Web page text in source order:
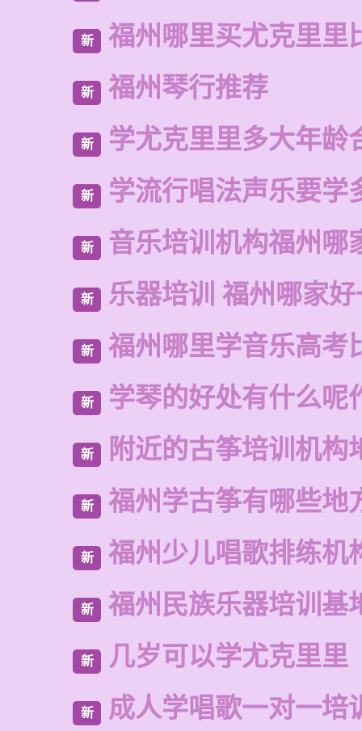
新 福州哪里买尤克里里
新 福州琴行推荐
新 学尤克里里多大年龄
新 学流行唱法声乐要学
新 音乐培训机构福州哪
新 乐器培训 福州哪家
新 福州哪里学音乐高考
新 学琴的好处有什么呢
新 附近的古筝培训机构
新 福州学古筝有哪些地
新 福州少儿唱歌排练机
新 福州民族乐器培训基
新 几岁可以学尤克里里
新 成人学唱歌一对一培